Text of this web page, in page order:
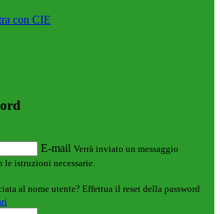
con CIE
E-mail Verrà inviato un messaggio
istruzioni necessarie.
al nome utente? Effettua il reset della password